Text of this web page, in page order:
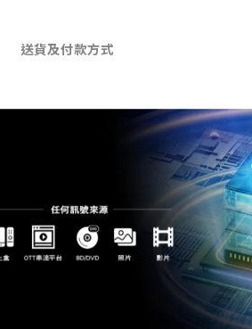
送貨及付款方式